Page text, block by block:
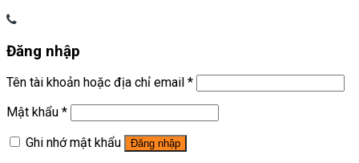
Đăng nhập
Tên tài khoản hoặc địa chỉ email *
Mật khẩu *
Ghi nhớ mật khẩu
Đăng nhập